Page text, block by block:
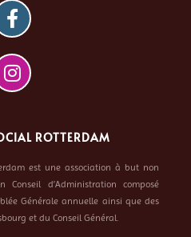
ROTTERDAM
est une association à but non
d’Administration composé
Générale annuelle ainsi que des
et du Conseil Général.